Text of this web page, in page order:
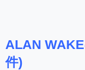
ALAN
件)